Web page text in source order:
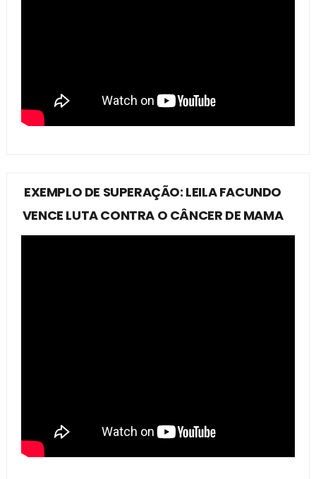
EXEMPLO DE SUPERAÇÃO: LEILA FACUNDO
VENCE LUTA CONTRA O CÂNCER DE MAMA